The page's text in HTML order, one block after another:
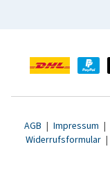
AGB | Impressum |
Widerrufsformular |